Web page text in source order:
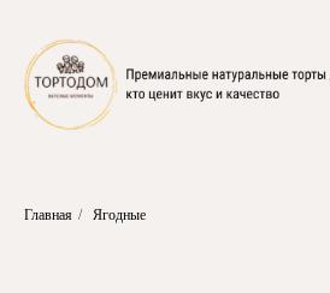
Главная / Ягодные